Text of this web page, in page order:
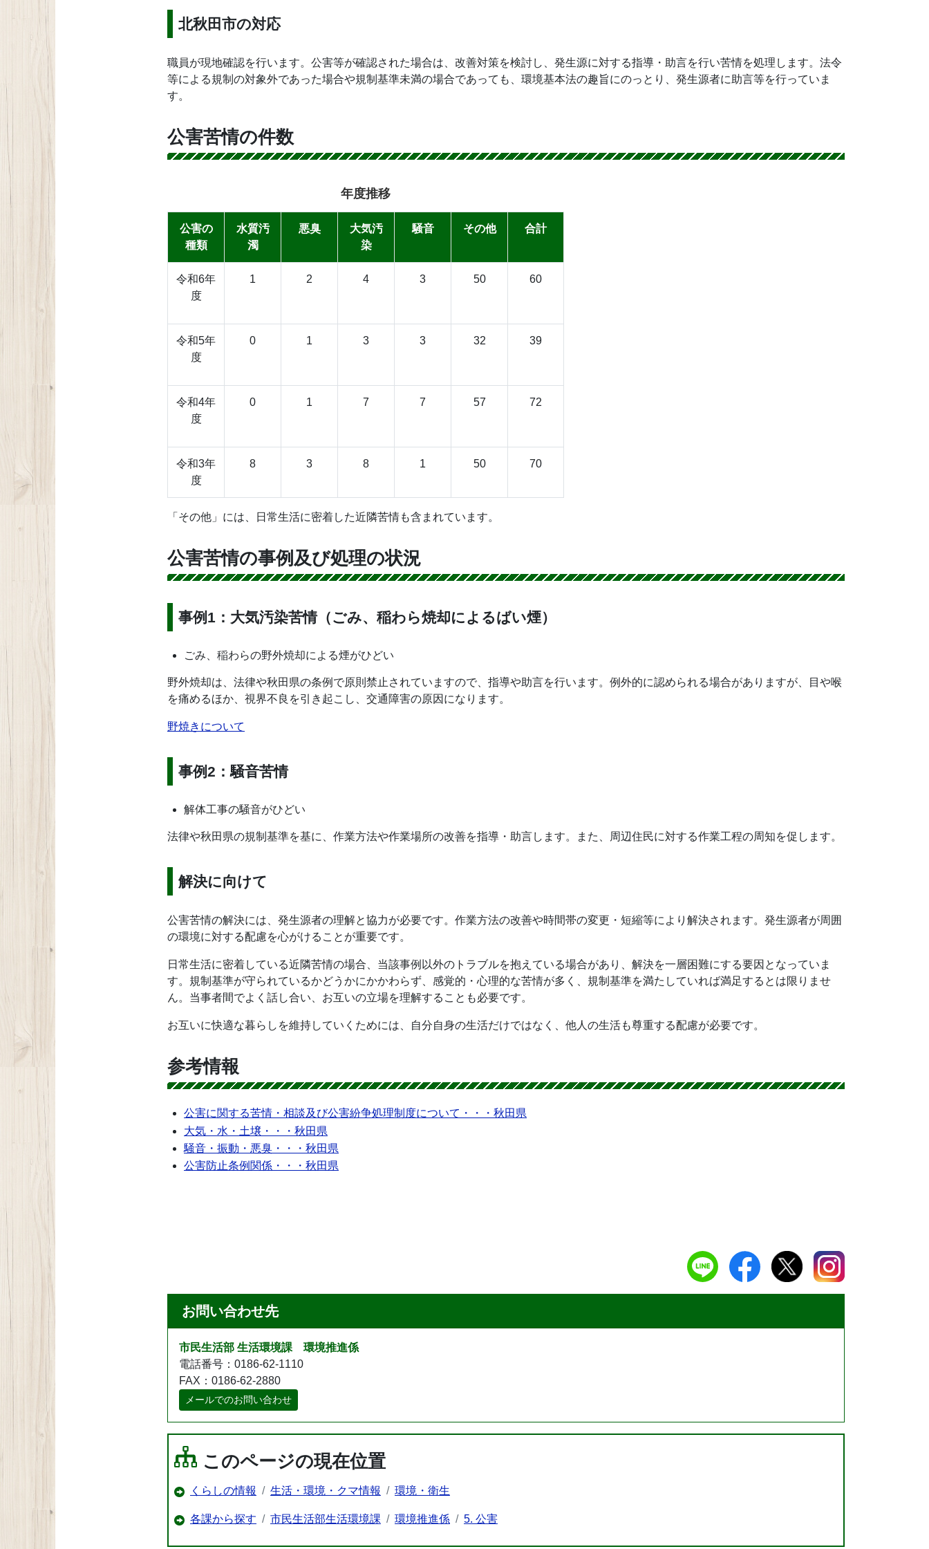
北秋田市の対応
職員が現地確認を行います。公害等が確認された場合は、改善対策を検討し、発生源に対する指導・助言を行い苦情を処理します。法令
等による規制の対象外であった場合や規制基準未満の場合であっても、環境基本法の趣旨にのっとり、発生源者に助言等を行っていま
す。
公害苦情の件数
年度推移
公害の
種類
水質汚
濁
悪臭
大気汚
染
騒音 その他 合計
令和6年
度
1 2 4 3 50 60
令和5年
度
0 1 3 3 32 39
令和4年
度
0 1 7 7 57 72
令和3年
度
8 3 8 1 50 70
「その他」には、日常生活に密着した近隣苦情も含まれています。
公害苦情の事例及び処理の状況
事例1：大気汚染苦情（ごみ、稲わら焼却によるばい煙）
ごみ、稲わらの野外焼却による煙がひどい
野外焼却は、法律や秋田県の条例で原則禁止されていますので、指導や助言を行います。例外的に認められる場合がありますが、目や喉
を痛めるほか、視界不良を引き起こし、交通障害の原因になります。
野焼きについて
事例2：騒音苦情
解体工事の騒音がひどい
法律や秋田県の規制基準を基に、作業方法や作業場所の改善を指導・助言します。また、周辺住民に対する作業工程の周知を促します。
解決に向けて
公害苦情の解決には、発生源者の理解と協力が必要です。作業方法の改善や時間帯の変更・短縮等により解決されます。発生源者が周囲
の環境に対する配慮を心がけることが重要です。
日常生活に密着している近隣苦情の場合、当該事例以外のトラブルを抱えている場合があり、解決を一層困難にする要因となっていま
す。規制基準が守られているかどうかにかかわらず、感覚的・心理的な苦情が多く、規制基準を満たしていれば満足するとは限りませ
ん。当事者間でよく話し合い、お互いの立場を理解することも必要です。
お互いに快適な暮らしを維持していくためには、自分自身の生活だけではなく、他人の生活も尊重する配慮が必要です。
参考情報
公害に関する苦情・相談及び公害紛争処理制度について・・・秋田県
大気・水・土壌・・・秋田県
騒音・振動・悪臭・・・秋田県
公害防止条例関係・・・秋田県
お問い合わせ先
市民生活部 生活環境課 環境推進係
電話番号：0186-62-1110
FAX：0186-62-2880
メールでのお問い合わせ
このページの現在位置
くらしの情報 生活・環境・クマ情報 環境・衛生
各課から探す 市民生活部生活環境課 環境推進係 5. 公害